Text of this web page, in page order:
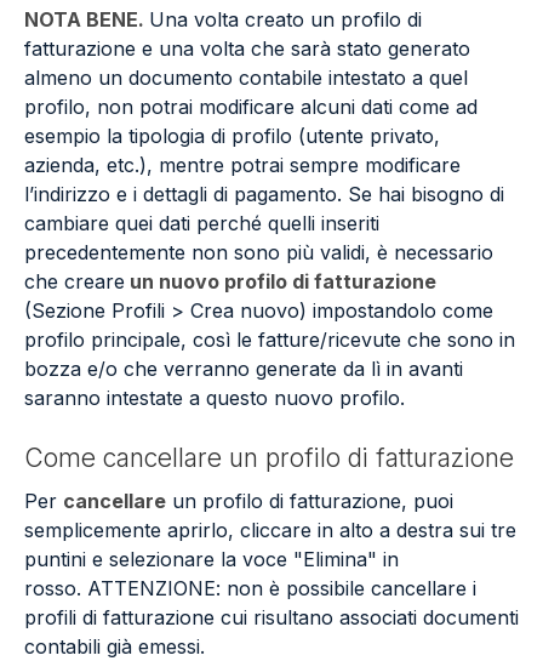
NOTA BENE. Una volta creato un profilo di
fatturazione e una volta che sarà stato generato
almeno un documento contabile intestato a quel
profilo, non potrai modificare alcuni dati come ad
esempio la tipologia di profilo (utente privato,
azienda, etc.), mentre potrai sempre modificare
l’indirizzo e i dettagli di pagamento. Se hai bisogno di
cambiare quei dati perché quelli inseriti
precedentemente non sono più validi, è necessario
che creare un nuovo profilo di fatturazione
(Sezione Profili > Crea nuovo) impostandolo come
profilo principale, così le fatture/ricevute che sono in
bozza e/o che verranno generate da lì in avanti
saranno intestate a questo nuovo profilo.
Come cancellare un profilo di fatturazione
Per cancellare un profilo di fatturazione, puoi
semplicemente aprirlo, cliccare in alto a destra sui tre
puntini e selezionare la voce "Elimina" in
rosso. ATTENZIONE: non è possibile cancellare i
profili di fatturazione cui risultano associati documenti
contabili già emessi.